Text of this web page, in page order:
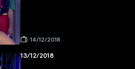
14/12/2018
13/12/2018